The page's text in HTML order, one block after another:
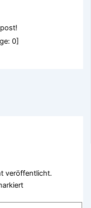
0]
veröffentlicht.